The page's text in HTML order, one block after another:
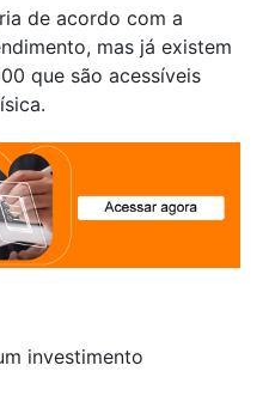
de acordo com a
mas já existem
que são acessíveis
investimento